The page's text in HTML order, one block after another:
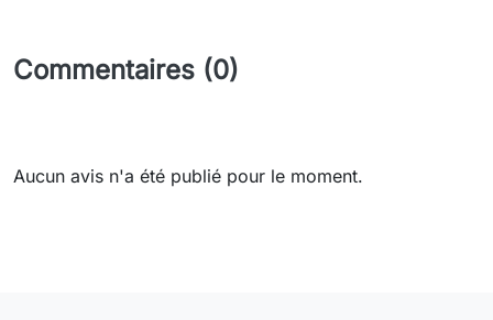
Commentaires (0)
Aucun avis n'a été publié pour le moment.